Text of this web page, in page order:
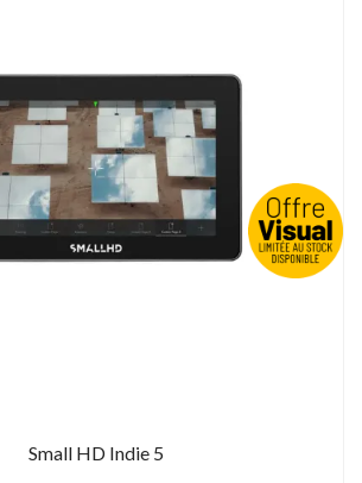
Small HD Indie 5